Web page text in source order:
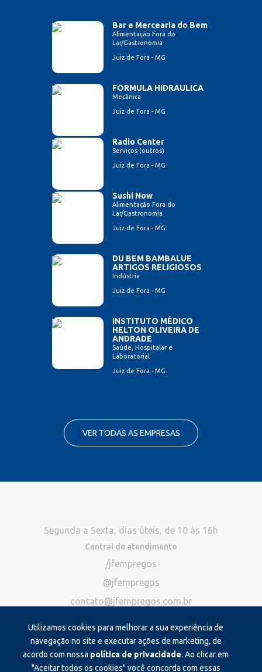
Bar e Mercearia do Bem
Alimentação Fora do
Lar/Gastronomia
Juiz de Fora - MG
FORMULA HIDRAULICA
Mecânica
Juiz de Fora - MG
Radio Center
Serviços (outros)
Juiz de Fora - MG
Sushi Now
Alimentação Fora do
Lar/Gastronomia
Juiz de Fora - MG
DU BEM BAMBALUE
ARTIGOS RELIGIOSOS
Indústria
Juiz de Fora - MG
INSTITUTO MÉDICO
HELTON OLIVEIRA DE
ANDRADE
Saúde, Hospitalar e
Laboratorial
Juiz de Fora - MG
VER TODAS AS EMPRESAS
Utilizamos cookies para melhorar a sua experiência de
navegação no site e executar ações de marketing, de
acordo com nossa política de privacidade. Ao clicar em
"Aceitar todos os cookies" você concorda com essas
Segunda a Sexta, dias úteis, de 10 às 16h
Central de atendimento
/jfempregos
@jfempregos
contato@jfempregos.com.br
Publicidade
*Exclusivo para atendimento via chat. Não atendemos ligações neste
canal